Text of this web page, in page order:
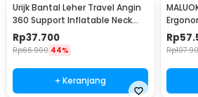
Urijk Bantal Leher Travel Angin
360 Support Inflatable Neck
Pillow - M1345
Rp37.700
Rp66.900 44%
+ Keranjang
Rp
Rp